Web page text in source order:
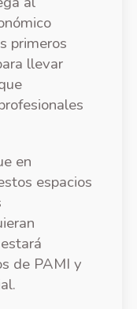
primeros
llevar
en
espacios
de PAMI y